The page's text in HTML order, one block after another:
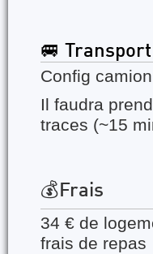
🚐
Config
Il faudra
traces (~15
💰Frais
34 € de
frais de repas